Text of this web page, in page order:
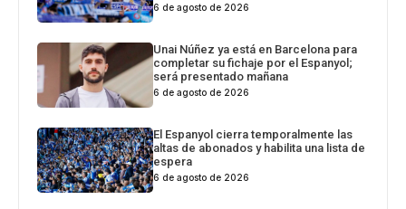
6 de agosto de 2026
Unai Núñez ya está en Barcelona para
completar su fichaje por el Espanyol;
será presentado mañana
6 de agosto de 2026
El Espanyol cierra temporalmente las
altas de abonados y habilita una lista de
espera
6 de agosto de 2026